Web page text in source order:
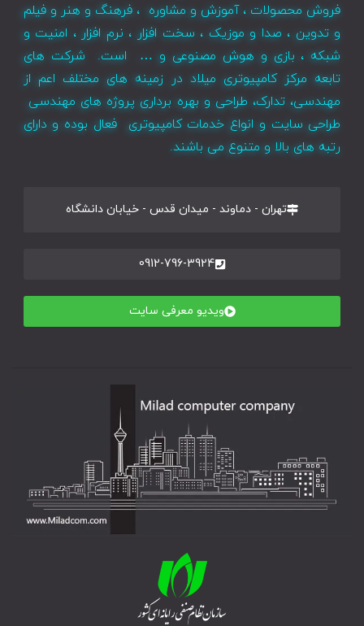
فروش محصولات ، آموزش و مشاوره ، فرهنگ و هنر و فیلم
و تدوین ، صدا و موزیک ، سخت افزار ، نرم افزار ، امنیت و
شبکه ، بازی و هوش مصنوعی و … است. شرکت های
تابعه مرکز کامپیوتری میلاد در زمینه های مختلف اعم از
مهندسی، تدارک، طراحی و بهره برداری پروژه های مهندسی
طراحی سایت و انواع خدمات کامپیوتری فعال بوده و دارای
رتبه های بالا و متنوع می باشند.
تهران - دماوند - میدان قدس - خیابان دانشگاه
0912-796-3924
ویدیو معرفی سایت